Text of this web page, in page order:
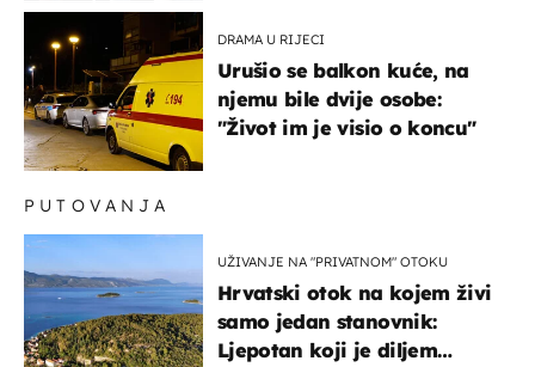
DRAMA U RIJECI
Urušio se balkon kuće, na
njemu bile dvije osobe:
"Život im je visio o koncu"
PUTOVANJA
UŽIVANJE NA "PRIVATNOM" OTOKU
Hrvatski otok na kojem živi
samo jedan stanovnik:
Ljepotan koji je diljem